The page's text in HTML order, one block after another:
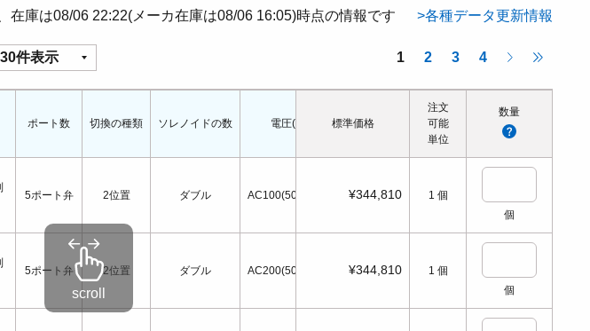
在庫は08/06 22:22(メーカ在庫は08/06 16:05)時点の情報です 各種データ更新情報
30件表示 1 2 3 4
ポート数 切換の種類 ソレノイドの数 電圧(V) 電源切時の状態 配管口の種類 配管ねじの呼び
5ポート弁 2位置 ダブル AC100(50/60Hz)
5ポート弁 2位置 ダブル AC200(50/60Hz)
標準価格
注文
可能
単位
数量
¥344,810 1 個
個
¥344,810 1 個
個